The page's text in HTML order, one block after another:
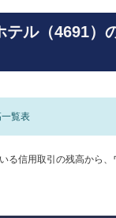
テル（4691）
覧表
る信用取引の残高から